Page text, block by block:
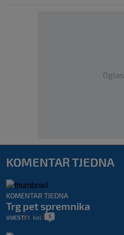
Oglas
KOMENTAR TJEDNA
KOMENTAR TJEDNA
Trg pet spremnika
VIJESTI 1. kol. 5